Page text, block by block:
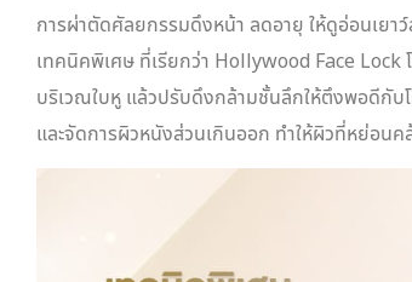
การผ่าตัดศัลยกรรมดึงหน้า ลดอายุ ให้ดูอ่อนเยา
เทคนิคพิเศษ ที่เรียกว่า Hollywood Face Lock
บริเวณใบหู แล้วปรับดึงกล้ามชั้นลึกให้ตึงพอดีกับ
และจัดการผิวหนังส่วนเกินออก ทำให้ผิวที่หย่อนค